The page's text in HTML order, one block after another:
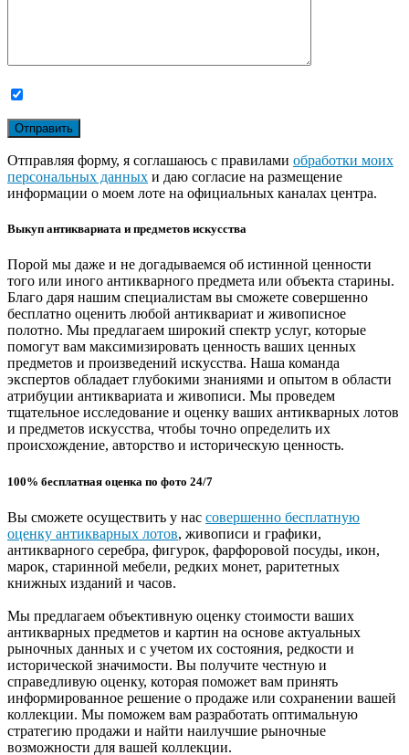
Отправляя форму, я соглашаюсь с правилами обработки моих
персональных данных и даю согласие на размещение
информации о моем лоте на официальных каналах центра.
Выкуп антиквариата и предметов искусства
Порой мы даже и не догадываемся об истинной ценности
того или иного антикварного предмета или объекта старины.
Благо даря нашим специалистам вы сможете совершенно
бесплатно оценить любой антиквариат и живописное
полотно. Мы предлагаем широкий спектр услуг, которые
помогут вам максимизировать ценность ваших ценных
предметов и произведений искусства. Наша команда
экспертов обладает глубокими знаниями и опытом в области
атрибуции антиквариата и живописи. Мы проведем
тщательное исследование и оценку ваших антикварных лотов
и предметов искусства, чтобы точно определить их
происхождение, авторство и историческую ценность.
100% бесплатная оценка по фото 24/7
Вы сможете осуществить у нас совершенно бесплатную
оценку антикварных лотов, живописи и графики,
антикварного серебра, фигурок, фарфоровой посуды, икон,
марок, старинной мебели, редких монет, раритетных
книжных изданий и часов.
Мы предлагаем объективную оценку стоимости ваших
антикварных предметов и картин на основе актуальных
рыночных данных и с учетом их состояния, редкости и
исторической значимости. Вы получите честную и
справедливую оценку, которая поможет вам принять
информированное решение о продаже или сохранении вашей
коллекции. Мы поможем вам разработать оптимальную
стратегию продажи и найти наилучшие рыночные
возможности для вашей коллекции.